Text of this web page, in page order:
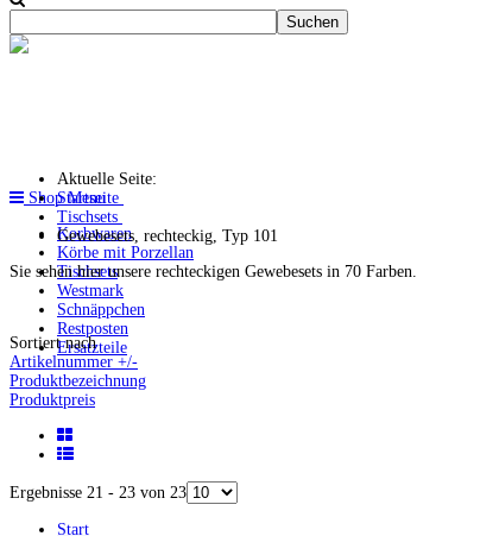
Shop Menu
Korbwaren
Körbe mit Porzellan
Tischsets
Westmark
Schnäppchen
Restposten
Ersatzteile
Aktuelle Seite:
Startseite
Tischsets
Gewebesets, rechteckig, Typ 101
Sie sehen hier unsere rechteckigen Gewebesets in 70 Farben.
Sortiert nach
Artikelnummer +/-
Produktbezeichnung
Produktpreis
Ergebnisse 21 - 23 von 23
Start